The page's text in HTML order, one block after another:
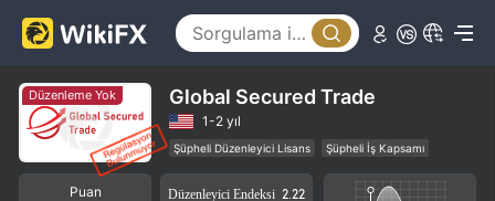
Düzenleme Yok Global Secured Trade
1-2 yıl
Şüpheli Düzenleyici Lisans
Şüpheli İş Kapsamı
Yüksek düzeyde potansiyel risk
Puan
0
4
5
6
7
1
2
3
4
Düzenleyici Endeksi 2.22